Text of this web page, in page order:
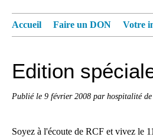
Accueil Faire un DON Votre
Edition
Publié le 9 février 2008 par hospitalité
Soyez à l'écoute de RCF et vivez le